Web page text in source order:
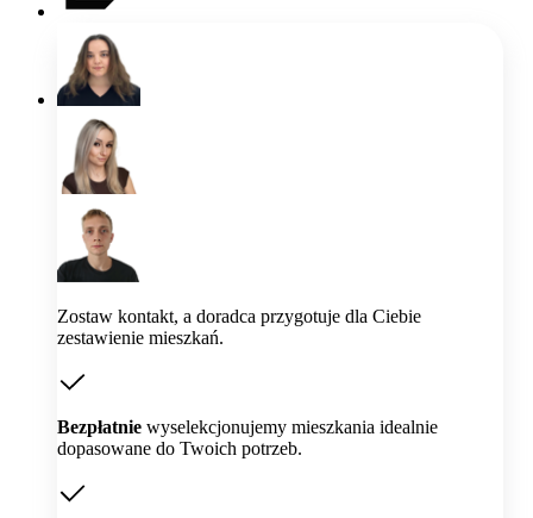
Zostaw kontakt, a doradca przygotuje dla Ciebie
zestawienie mieszkań.
Bezpłatnie wyselekcjonujemy mieszkania idealnie
dopasowane do Twoich potrzeb.